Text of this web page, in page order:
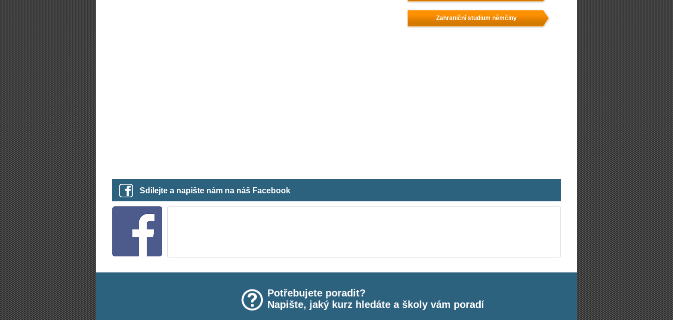
Zahraniční studium němčiny
Sdílejte a napište nám na náš Facebook
Potřebujete poradit?
Napište, jaký kurz hledáte a školy vám poradí